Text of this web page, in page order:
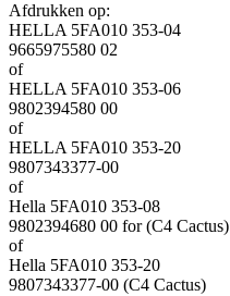
Afdrukken op:
HELLA 5FA010 353-04
9665975580 02
of
HELLA 5FA010 353-06
9802394580 00
of
HELLA 5FA010 353-20
9807343377-00
of
Hella 5FA010 353-08
9802394680 00 for (C4 Cactus)
of
Hella 5FA010 353-20
9807343377-00 (C4 Cactus)